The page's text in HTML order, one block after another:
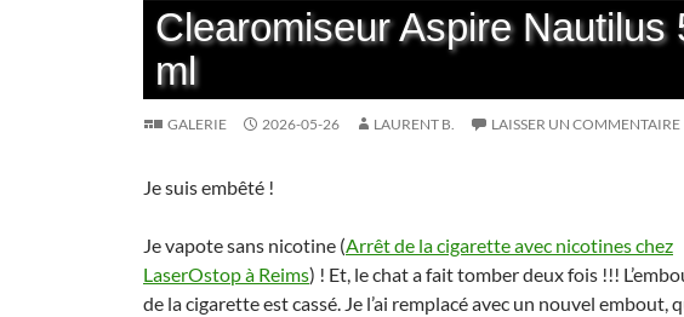
Clearomiseur Aspire Nautilus
ml
GALERIE 2026-05-26 LAURENT B. LAISSER UN COMMENTAIRE
Je suis embêté !
Je vapote sans nicotine (Arrêt de la cigarette avec nicotines chez
LaserOstop à Reims) ! Et, le chat a fait tomber deux fois !!!
de la cigarette est cassé. Je l’ai remplacé avec un nouvel embout,